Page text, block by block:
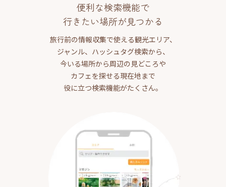
便利な検索機能で
行きたい場所が見つかる
旅行前の情報収集で使える観光エリア、
ジャンル、ハッシュタグ検索から、
今いる場所から周辺の見どころや
カフェを探せる現在地まで
役に立つ検索機能がたくさん。